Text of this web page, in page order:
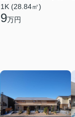
1K (28.84㎡)
9万円